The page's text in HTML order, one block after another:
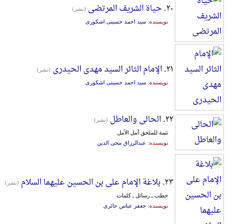
۲۰. حیاة الشریف المرتضی (نشر)
نویسنده: سید احمد حسینی اشکوری
۲۱. الإمام الثائر السید مهدی الحیدری (نشر)
نویسنده: سید احمد حسینی اشکوری
۲۲. الحالی والعاطل (نشر)
تتمة للملحق أمل الآمل
نویسنده: عبدالرزاق محی الدین
۲۳. بلاغة الإمام علی بن الحسین علیهما السلام (نشر)
خطب ـ رسائل ـ کلمات
نویسنده: جعفر عباس حائری